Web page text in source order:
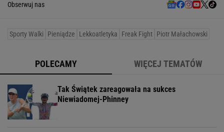
Obserwuj nas
Sporty Walki Pieniądze Lekkoatletyka Freak Fight Piotr Małachowski
POLECAMY WIĘCEJ TEMATÓW
Tak Świątek zareagowała na sukces
Niewiadomej-Phinney